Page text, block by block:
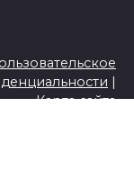
|
Карта сайта